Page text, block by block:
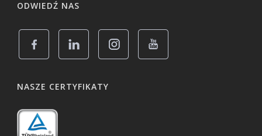
ODWIEDŹ NAS
NASZE CERTYFIKATY